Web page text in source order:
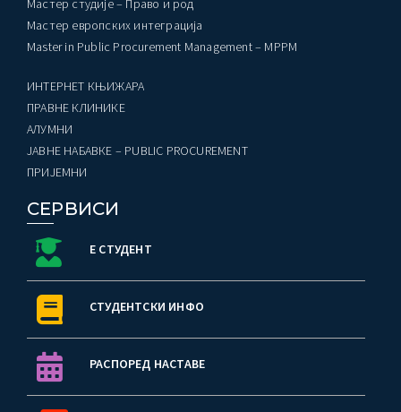
Мастер студије – Право и род
Мастер европских интеграција
Master in Public Procurement Management – MPPM
ИНТЕРНЕТ КЊИЖАРА
ПРАВНЕ КЛИНИКЕ
AЛУМНИ
ЈАВНЕ НАБАВКЕ – PUBLIC PROCUREMENT
ПРИЈЕМНИ
СЕРВИСИ
Е СТУДЕНТ
СТУДЕНТСКИ ИНФО
РАСПОРЕД НАСТАВЕ